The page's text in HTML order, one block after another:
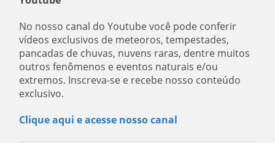
No nosso canal do Youtube você pode conferir
vídeos exclusivos de meteoros, tempestades,
pancadas de chuvas, nuvens raras, dentre muitos
outros fenômenos e eventos naturais e/ou
extremos. Inscreva-se e recebe nosso conteúdo
exclusivo.
Clique aqui e acesse nosso canal